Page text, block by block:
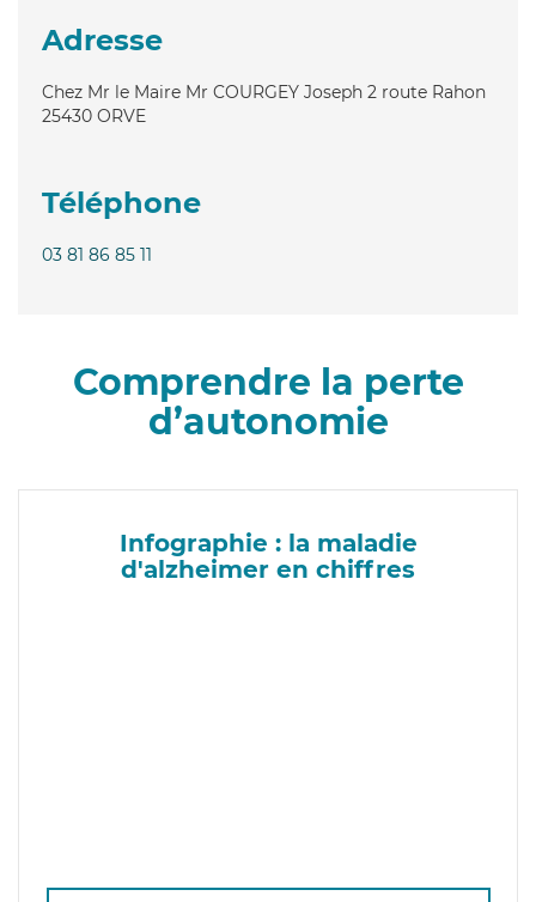
Adresse
Chez Mr le Maire Mr COURGEY Joseph 2 route Rahon
25430 ORVE
Téléphone
03 81 86 85 11
Comprendre la perte
d’autonomie
Infographie : la maladie
d'alzheimer en chiffres